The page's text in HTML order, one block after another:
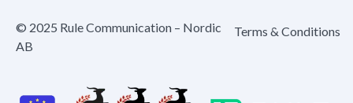
© 2025 Rule Communication – Nordic
AB
Terms & Conditions